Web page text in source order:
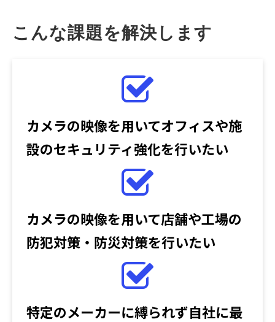
こんな課題を解決します
カメラの映像を用いてオフィスや施
設のセキュリティ強化を行いたい
カメラの映像を用いて店舗や工場の
防犯対策・防災対策を行いたい
特定のメーカーに縛られず自社に最